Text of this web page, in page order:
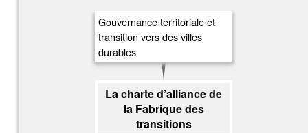
La charte d’alliance de
la Fabrique des
transitions
Gouvernance territoriale et
transition vers des villes
durables